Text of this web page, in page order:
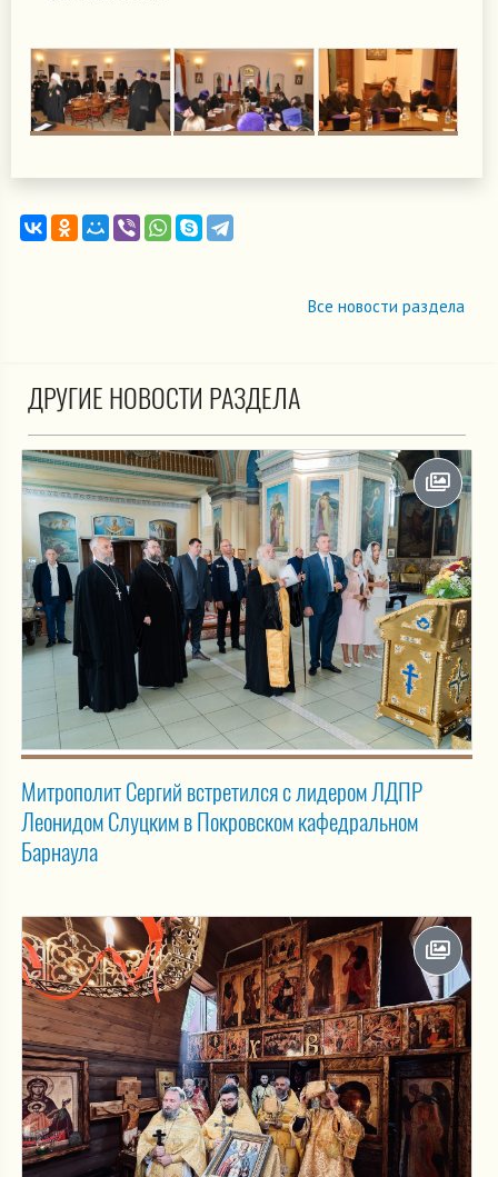
Все новости раздела
ДРУГИЕ НОВОСТИ РАЗДЕЛА
Митрополит Сергий встретился с лидером ЛДПР
Леонидом Слуцким в Покровском кафедральном
Барнаула